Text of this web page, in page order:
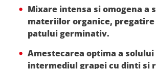
Mixare intensa si omogena a
materiilor organice, pregatire
patului germinativ.
Amestecarea optima a
intermediul grapei cu dinti si